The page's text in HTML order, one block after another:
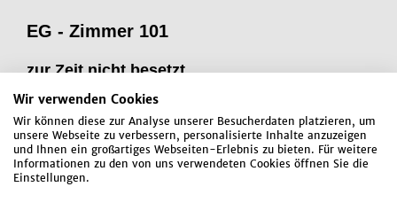
Wir verwenden Cookies
Wir können diese zur Analyse unserer Besucherdaten platzieren, um
unsere Webseite zu verbessern, personalisierte Inhalte anzuzeigen
und Ihnen ein großartiges Webseiten-Erlebnis zu bieten. Für weitere
Informationen zu den von uns verwendeten Cookies öffnen Sie die
Einstellungen.
EG - Zimmer 101
zur Zeit nicht besetzt
Telefon:0 87 72 / 8 07 - 15
Vertretung: Silvia Rauscher
Aufgabenbereiche: